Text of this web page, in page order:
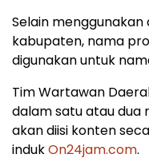
Selain
kabupaten, nama
digunakan untuk
Tim Wartawan
dalam satu atau dua
akan diisi konten
indukOn24jam.com.